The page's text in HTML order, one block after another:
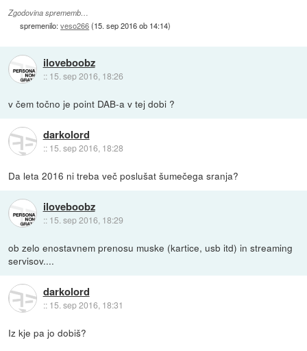
Zgodovina sprememb…
spremenilo:veso266(15. sep 2016 ob 14:14)
iloveboobz
:: 15. sep 2016, 18:26
v čem točno je point DAB-a v tej dobi ?
darkolord
:: 15. sep 2016, 18:28
Da leta 2016 ni treba več poslušat šumečega sranja?
iloveboobz
:: 15. sep 2016, 18:29
ob zelo enostavnem prenosu muske (kartice, usb itd) in streaming
servisov....
darkolord
:: 15. sep 2016, 18:31
Iz kje pa jo dobiš?